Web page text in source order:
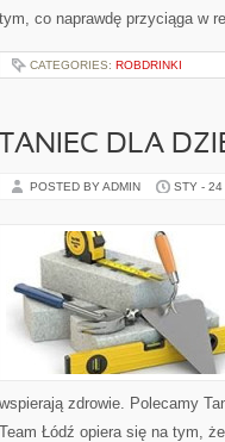
tym, co naprawdę przyciąga w
CATEGORIES: ROBDRINKI
TANIEC DLA
POSTED BY ADMIN STY - 24
wspierają zdrowie. Polecamy
Team Łódź opiera się na tym,